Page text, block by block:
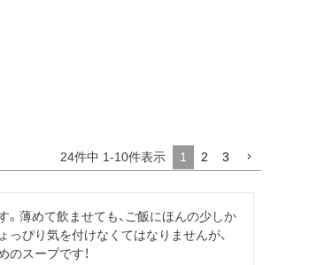
24件中 1-10件表示 1 2 3
薄めて飲ませても、ご飯にほんの少しか
っぴり気を付けなくてはなりませんが、
スープです！